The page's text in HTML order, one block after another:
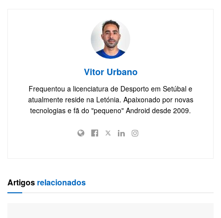
Vitor Urbano
Frequentou a licenciatura de Desporto em Setúbal e
atualmente reside na Letónia. Apaixonado por novas
tecnologias e fã do "pequeno" Android desde 2009.
Artigos relacionados